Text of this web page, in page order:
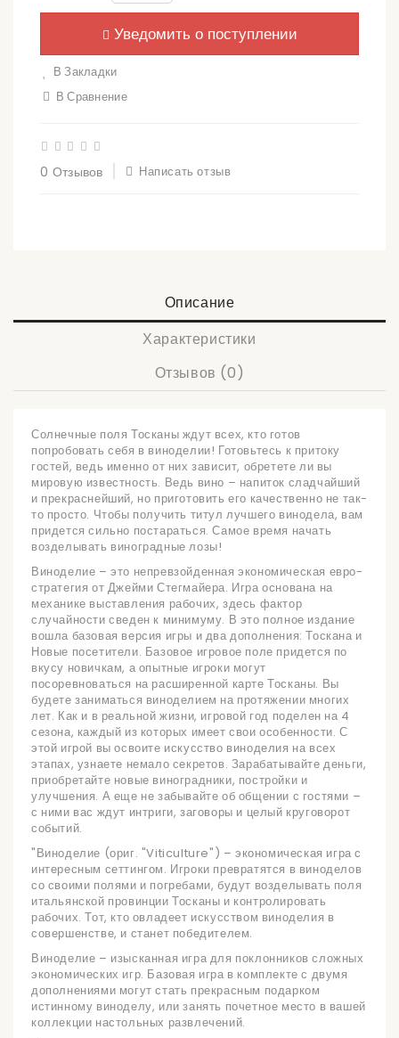
Уведомить о поступлении
В Закладки
В Сравнение
0 Отзывов Написать отзыв
Описание
Характеристики
Отзывов (0)
Солнечные поля Тосканы ждут всех, кто готов
попробовать себя в виноделии! Готовьтесь к притоку
гостей, ведь именно от них зависит, обретете ли вы
мировую известность. Ведь вино – напиток сладчайший
и прекраснейший, но приготовить его качественно не так-
то просто. Чтобы получить титул лучшего винодела, вам
придется сильно постараться. Самое время начать
возделывать виноградные лозы!
Виноделие – это непревзойденная экономическая евро-
стратегия от Джейми Стегмайера. Игра основана на
механике выставления рабочих, здесь фактор
случайности сведен к минимуму. В это полное издание
вошла базовая версия игры и два дополнения: Тоскана и
Новые посетители. Базовое игровое поле придется по
вкусу новичкам, а опытные игроки могут
посоревноваться на расширенной карте Тосканы. Вы
будете заниматься виноделием на протяжении многих
лет. Как и в реальной жизни, игровой год поделен на 4
сезона, каждый из которых имеет свои особенности. С
этой игрой вы освоите искусство виноделия на всех
этапах, узнаете немало секретов. Зарабатывайте деньги,
приобретайте новые виноградники, постройки и
улучшения. А еще не забывайте об общении с гостями –
с ними вас ждут интриги, заговоры и целый круговорот
событий.
"Виноделие (ориг. "Viticulture") – экономическая игра с
интересным сеттингом. Игроки превратятся в виноделов
со своими полями и погребами, будут возделывать поля
итальянской провинции Тосканы и контролировать
рабочих. Тот, кто овладеет искусством виноделия в
совершенстве, и станет победителем.
Виноделие – изысканная игра для поклонников сложных
экономических игр. Базовая игра в комплекте с двумя
дополнениями могут стать прекрасным подарком
истинному виноделу, или занять почетное место в вашей
коллекции настольных развлечений.